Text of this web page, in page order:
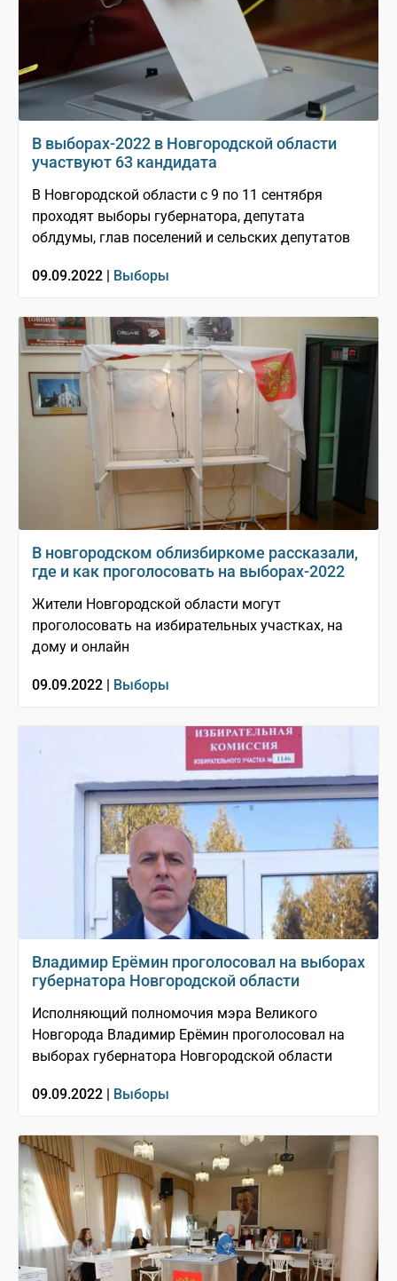
В выборах-2022 в Новгородской области
участвуют 63 кандидата
В Новгородской области с 9 по 11 сентября
проходят выборы губернатора, депутата
облдумы, глав поселений и сельских депутатов
09.09.2022 | Выборы
В новгородском облизбиркоме рассказали,
где и как проголосовать на выборах-2022
Жители Новгородской области могут
проголосовать на избирательных участках, на
дому и онлайн
09.09.2022 | Выборы
Владимир Ерёмин проголосовал на выборах
губернатора Новгородской области
Исполняющий полномочия мэра Великого
Новгорода Владимир Ерёмин проголосовал на
выборах губернатора Новгородской области
09.09.2022 | Выборы